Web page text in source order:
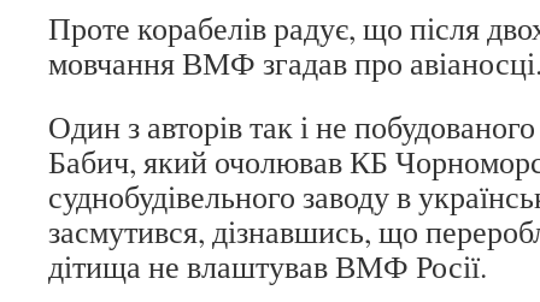
Проте корабелів радує, що після
мовчання ВМФ згадав про
Один з авторів так і не
Бабич, який очолював КБ
суднобудівельного заводу в
засмутився, дізнавшись, що
дітища не влаштував ВМФ Росії.